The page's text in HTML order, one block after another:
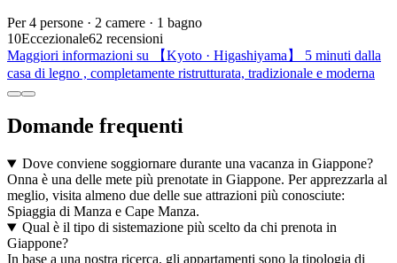
Per 4 persone · 2 camere · 1 bagno
10Eccezionale62 recensioni
Maggiori informazioni su 【Kyoto · Higashiyama】 5 minuti dalla
casa di legno , completamente ristrutturata, tradizionale e moderna
Domande frequenti
Dove conviene soggiornare durante una vacanza in Giappone?
Onna è una delle mete più prenotate in Giappone. Per apprezzarla al
meglio, visita almeno due delle sue attrazioni più conosciute:
Spiaggia di Manza e Cape Manza.
Qual è il tipo di sistemazione più scelto da chi prenota in
Giappone?
In base a una nostra ricerca, gli appartamenti sono la tipologia di